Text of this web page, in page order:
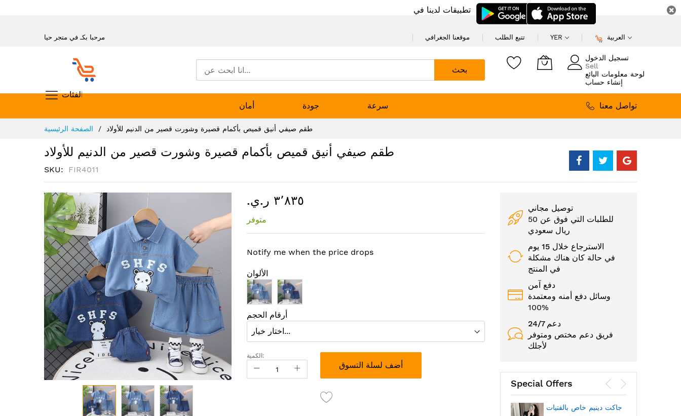
تطبيقات لدينا في
مرحبا بكـ في متجر حيا موقعنا الجغرافي تتبع الطلب YER العربية
تسوق حسب الفئات
بحث
تسجيل الدخول
Sell
لوحة معلومات البائع
إنشاء حساب
أمان جودة سرعة
تواصل معنا
الصفحة الرئيسية طقم صيفي أنيق قميص بأكمام قصيرة وشورت قصير من الدنيم للأولاد
طقم صيفي أنيق قميص بأكمام قصيرة وشورت قصير من الدنيم للأولاد
SKU FIR4011
انتقل
إلى
النهاية
معرض
الصور
٣٬٨٣٥ ر.ي.‏
متوفر
Notify me when the price drops
الألوان
أرقام الحجم
الكمية:
أضف لسلة التسوق
توصيل مجاني
للطلبات التي فوق عن 50
ريال سعودي
الاسترجاع خلال 15 يوم
في حالة كان هناك مشكلة
في المنتج
دفع آمن
وسائل دفع أمنه ومعتمدة
100%
24/7 دعم
فريق دعم مختص ومتوفر
لأجلك
Special Offers
جاكت دينيم خاص بالفتيات